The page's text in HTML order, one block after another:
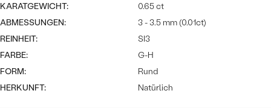
KARATGEWICHT:
0.65 ct
ABMESSUNGEN:
3 - 3.5 mm (0.01ct)
REINHEIT:
SI3
FARBE:
G-H
FORM:
Rund
HERKUNFT:
Natürlich